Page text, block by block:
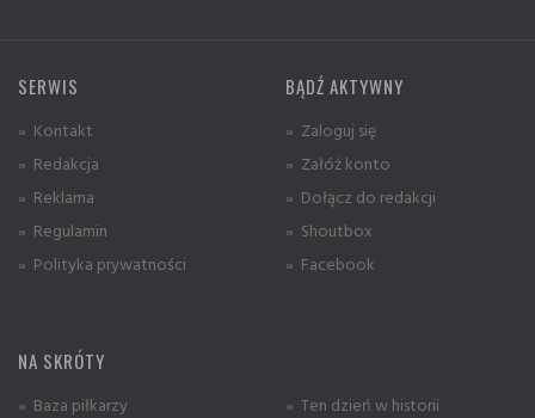
SERWIS
» Kontakt
» Redakcja
» Reklama
» Regulamin
» Polityka prywatności
BĄDŹ AKTYWNY
» Zaloguj się
» Załóż konto
» Dołącz do redakcji
» Shoutbox
» Facebook
NA SKRÓTY
» Baza piłkarzy
» Ten dzień w historii